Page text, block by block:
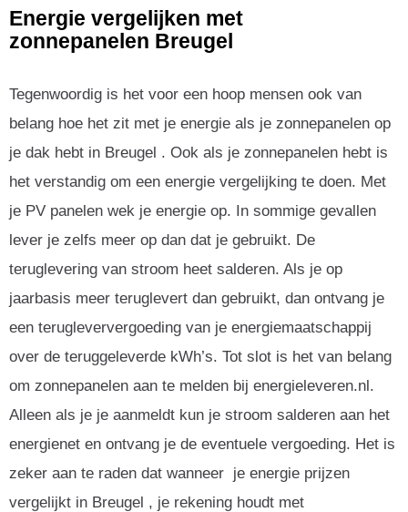
Energie vergelijken met
zonnepanelen Breugel
Tegenwoordig is het voor een hoop mensen ook van
belang hoe het zit met je energie als je zonnepanelen op
je dak hebt in Breugel . Ook als je zonnepanelen hebt is
het verstandig om een energie vergelijking te doen. Met
je PV panelen wek je energie op. In sommige gevallen
lever je zelfs meer op dan dat je gebruikt. De
teruglevering van stroom heet salderen. Als je op
jaarbasis meer teruglevert dan gebruikt, dan ontvang je
een terugleververgoeding van je energiemaatschappij
over de teruggeleverde kWh’s. Tot slot is het van belang
om zonnepanelen aan te melden bij energieleveren.nl.
Alleen als je je aanmeldt kun je stroom salderen aan het
energienet en ontvang je de eventuele vergoeding. Het is
zeker aan te raden dat wanneer je energie prijzen
vergelijkt in Breugel , je rekening houdt met